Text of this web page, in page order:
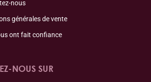
nous
générales de vente
ont fait confiance
NOUS SUR